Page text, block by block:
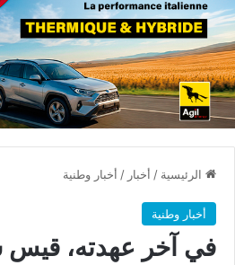
الرئيسية / أخبار / أخبار وطنية
أخبار وطنية
في آخر عهدته، قيس